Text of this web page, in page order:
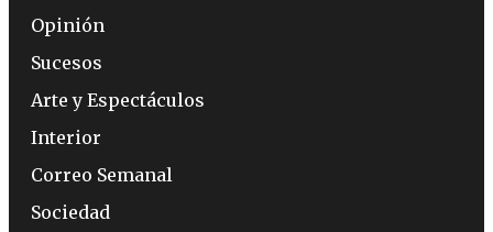
Opinión
Sucesos
Arte y Espectáculos
Interior
Correo Semanal
Sociedad